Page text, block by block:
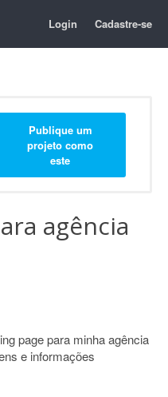
Login Cadastre-se
Publique um
projeto como
este
agência
page para minha agência
e informações